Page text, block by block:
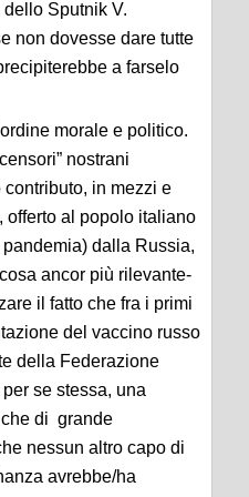
dello Sputnik V.
non dovesse dare tutte
a farselo
morale e politico.
nostrani
in mezzi e
offerto al popolo italiano
dalla Russia,
ancor più rilevante-
il fatto che fra i primi
del vaccino russo
della Federazione
se stessa, una
di grande
nessun altro capo di
avrebbe/ha